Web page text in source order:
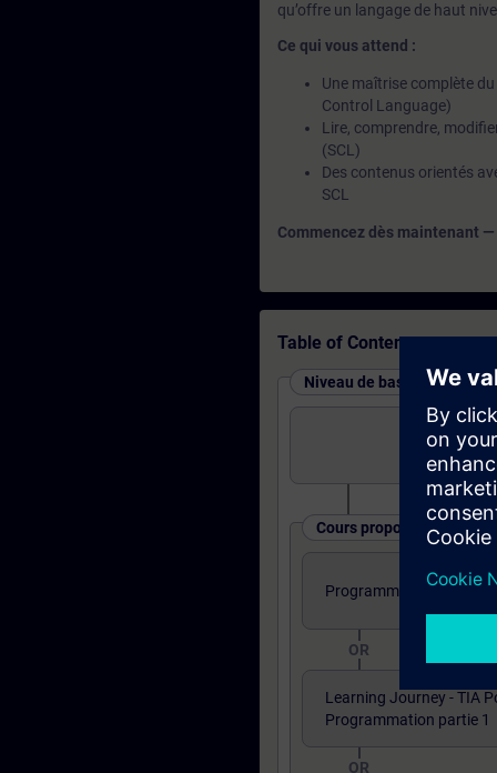
qu’offre un langage de haut
Ce qui vous attend :
Une maîtrise complète
Control Language)
Lire, comprendre,
(SCL)
Des contenus orientés
SCL
Commencez dès maintenant
Table of Contents
Niveau de base : cours et
Cours proposés sous
Programmation TIA
OR
Learning Journey - TIA
Programmation partie 1
OR